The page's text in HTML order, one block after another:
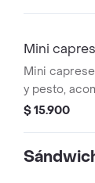
Mini
Mini
y pesto,
$ 15.900